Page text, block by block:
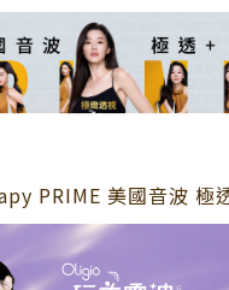
PRIME 美國音波 極